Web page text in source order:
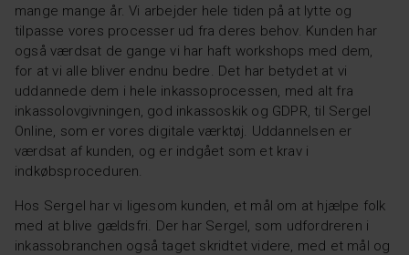
mange mange år. Vi arbejder hele tiden på at lytte og
tilpasse vores processer ud fra deres behov. Kunden har
også værdsat de gange vi har haft workshops med dem,
for at vi alle bliver endnu bedre. Det har betydet at vi
uddannede dem i hele inkassoprocessen, med alt fra
inkassolovgivningen, god inkassoskik og GDPR, til Sergel
Online, som er vores digitale værktøj. Uddannelsen er
værdsat af kunden, og er indgået som et krav i
indkøbsproceduren.
Hos Sergel har vi ligesom kunden, et mål om at hjælpe folk
med at blive gældsfri. Der har Sergel, som udfordreren i
inkassobranchen også taget skridtet videre, med et mål og